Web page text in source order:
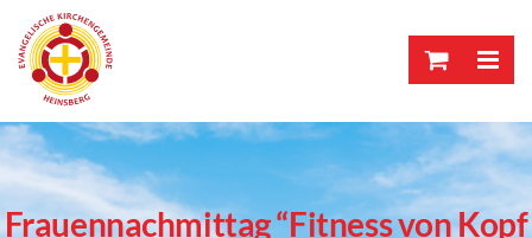
content
Frauennachmittag “Fitness von Kopf